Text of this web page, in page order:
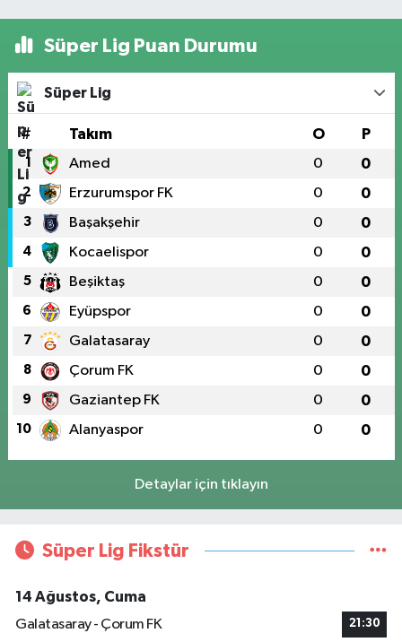
Süper Lig Puan Durumu
Süper Lig
# Takım O P
1 Amed 0 0
2 Erzurumspor FK 0 0
3 Başakşehir 0 0
4 Kocaelispor 0 0
5 Beşiktaş 0 0
6 Eyüpspor 0 0
7 Galatasaray 0 0
8 Çorum FK 0 0
9 Gaziantep FK 0 0
10 Alanyaspor 0 0
Detaylar için tıklayın
Süper Lig Fikstür
14 Ağustos, Cuma
Galatasaray - Çorum FK
21:30